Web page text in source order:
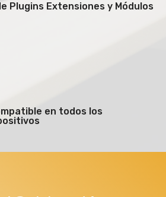
Plugins Extensiones y Módulos
en todos los